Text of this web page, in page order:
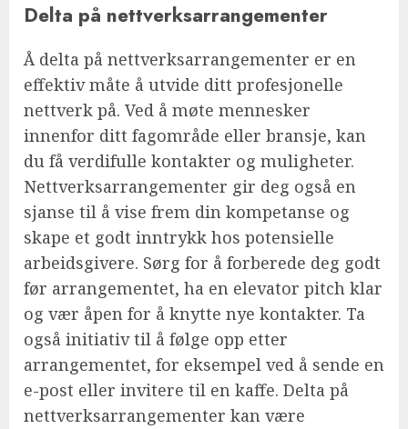
Delta på nettverksarrangementer
Å delta på nettverksarrangementer er en
effektiv måte å utvide ditt profesjonelle
nettverk på. Ved å møte mennesker
innenfor ditt fagområde eller bransje, kan
du få verdifulle kontakter og muligheter.
Nettverksarrangementer gir deg også en
sjanse til å vise frem din kompetanse og
skape et godt inntrykk hos potensielle
arbeidsgivere. Sørg for å forberede deg godt
før arrangementet, ha en elevator pitch klar
og vær åpen for å knytte nye kontakter. Ta
også initiativ til å følge opp etter
arrangementet, for eksempel ved å sende en
e-post eller invitere til en kaffe. Delta på
nettverksarrangementer kan være